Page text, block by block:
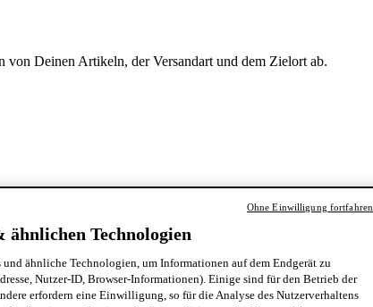
von Deinen Artikeln, der Versandart und dem Zielort ab.
ähnlichen Technologien
und ähnliche Technologien, um Informationen auf dem Endgerät zu
Nutzer-ID, Browser-Informationen). Einige sind für den Betrieb der
erfordern eine Einwilligung, so für die Analyse des Nutzerverhaltens
Ohne Einwilligung fortfahren